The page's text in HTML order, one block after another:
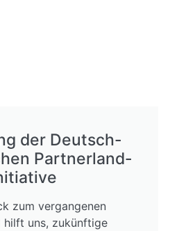
der Deutsch-
Partnerland-
zum vergangenen
hilft uns, zukünftige